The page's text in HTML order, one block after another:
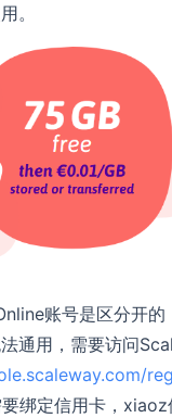
。
账号是区分开的
通用，需要访问
绑定信用卡，